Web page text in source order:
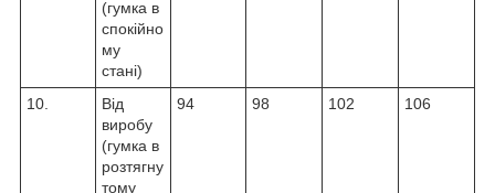
(гумка в
спокійно
му
стані)
10.
Від
виробу
(гумка в
розтягну
тому
94 98 102 106